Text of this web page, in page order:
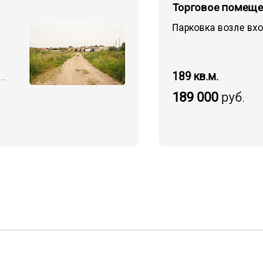
Торговое
Парковка возле
189 000 руб.
189 кв.м.